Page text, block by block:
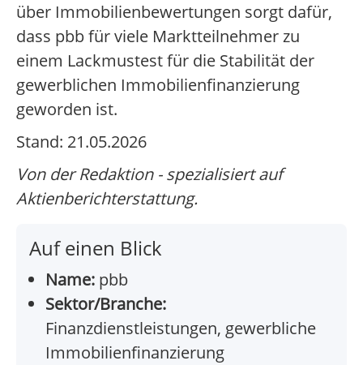
über Immobilienbewertungen sorgt dafür,
dass pbb für viele Marktteilnehmer zu
einem Lackmustest für die Stabilität der
gewerblichen Immobilienfinanzierung
geworden ist.
Stand: 21.05.2026
Von der Redaktion - spezialisiert auf
Aktienberichterstattung.
Auf einen Blick
Name: pbb
Sektor/Branche:
Finanzdienstleistungen, gewerbliche
Immobilienfinanzierung